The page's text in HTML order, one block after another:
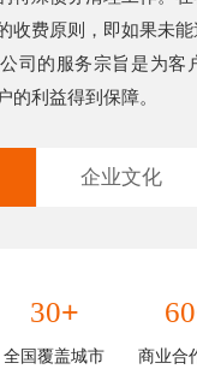
收费原则，即如果未
司的服务宗旨是为客
的利益得到保障。
企业文化
30+
全国覆盖城市
60
商业合